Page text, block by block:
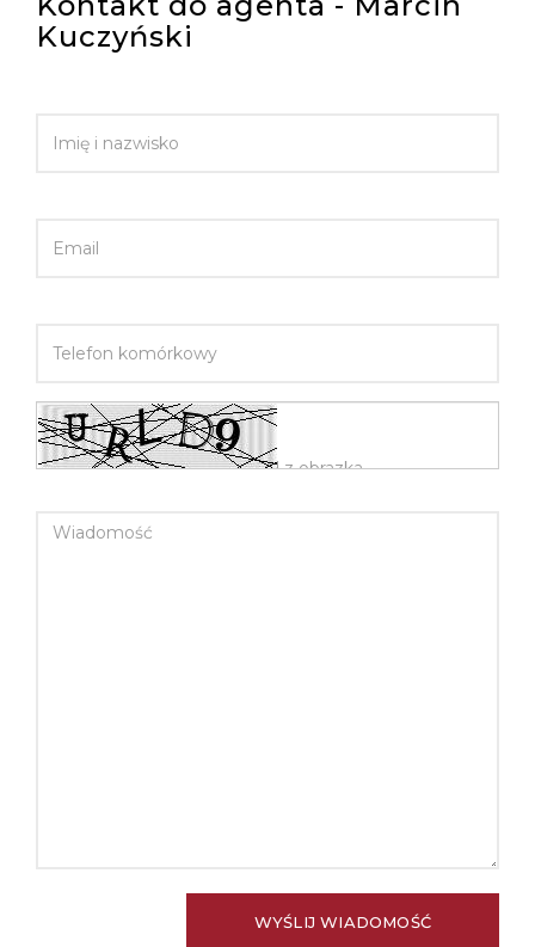
Kuczyński